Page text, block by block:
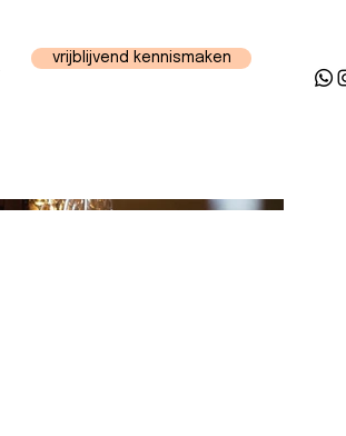
vrijblijvend kennismaken